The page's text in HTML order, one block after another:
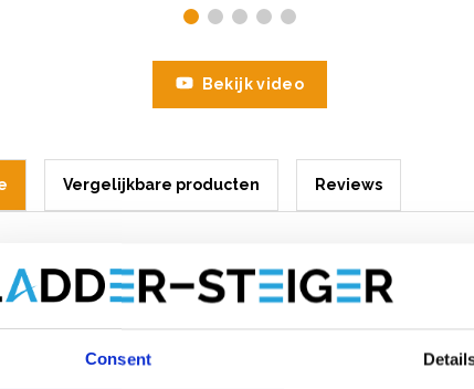
Consent
Bekijk video
Vergelijkbare producten Reviews
omvormbare ladder 3x6 sporten met
ladder 3x6 sportenis eenprofessionele aluminium
veiligheidseisen. Deze
is eenvoudig te